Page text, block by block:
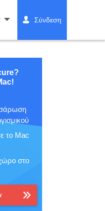
Σύνδεση
σάρωση
το Mac
στο